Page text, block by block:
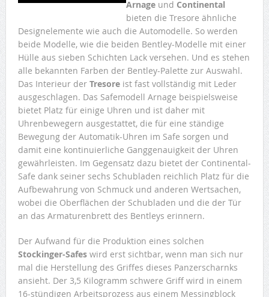
Arnageund Continental
bieten die Tresore ähnliche
Designelemente wie auch die Automodelle. So werden
beide Modelle, wie die beiden Bentley-Modelle mit einer
Hülle aus sieben Schichten Lack versehen. Und es stehen
alle bekannten Farben der Bentley-Palette zur Auswahl.
Das Interieur der Tresoreist fast vollständig mit Leder
ausgeschlagen. Das Safemodell Arnage beispielsweise
bietet Platz für einige Uhren und ist daher mit
Uhrenbewegern ausgestattet, die für eine ständige
Bewegung der Automatik-Uhren im Safe sorgen und
damit eine kontinuierliche Ganggenauigkeit der Uhren
gewährleisten. Im Gegensatz dazu bietet der Continental-
Safe dank seiner sechs Schubladen reichlich Platz für die
Aufbewahrung von Schmuck und anderen Wertsachen,
wobei die Oberflächen der Schubladen und die der Tür
an das Armaturenbrett des Bentleys erinnern.
Der Aufwand für die Produktion eines solchen
Stockinger-Safeswird erst sichtbar, wenn man sich nur
mal die Herstellung des Griffes dieses Panzerscharnks
ansieht. Der 3,5 Kilogramm schwere Griff wird in einem
16-stündigen Arbeitsprozess aus einem Messingblock